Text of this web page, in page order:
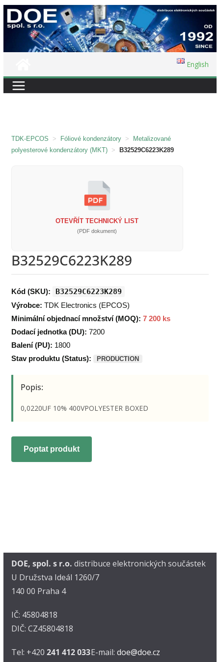
Přeskočit
na
English
TDK-EPCOS > Fóliové kondenzátory >
Metalizované
polyesterové kondenzátory (MKT) > B32529C6223K289
OTEVŘÍT TECHNICKÝ LIST
(PDF dokument)
B32529C6223K289
Kód (SKU): B32529C6223K289
Výrobce: TDK Electronics (EPCOS)
Minimální objednací množství (MOQ): 7 200 ks
Dodací jednotka (DU): 7200
Balení (PU): 1800
Stav produktu (Status):
PRODUCTION
Popis:
0,0220UF 10% 400VPOLYESTER BOXED
Poptat produkt
DOE, spol. s r.o. distribuce elektronických součástek
U Družstva Ideál 1260/7
140 00 Praha 4
IČ: 45804818
DIČ: CZ45804818
Tel: +420 241 412 033E-mail: doe@doe.cz